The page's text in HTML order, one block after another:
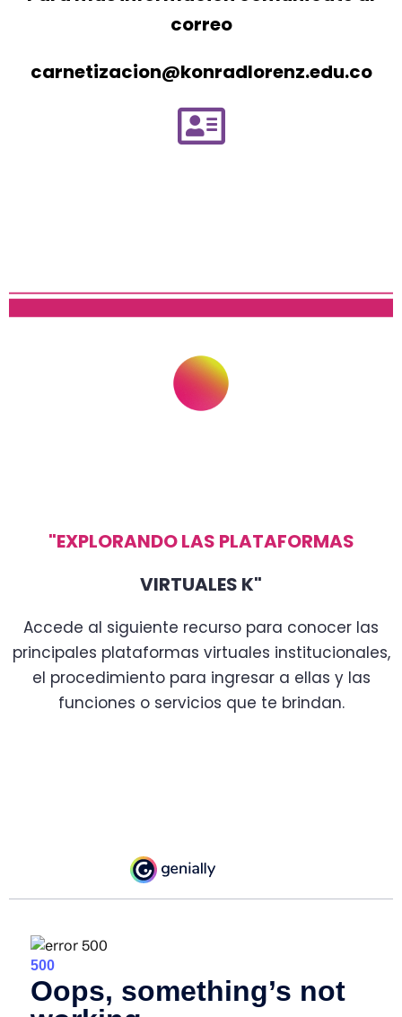
correo
carnetizacion@konradlorenz.edu.co
"EXPLORANDO LAS PLATAFORMAS
VIRTUALES K"
Accede al siguiente recurso para conocer las
principales plataformas virtuales institucionales,
el procedimiento para ingresara ellas y las
funciones o servicios que te brindan.